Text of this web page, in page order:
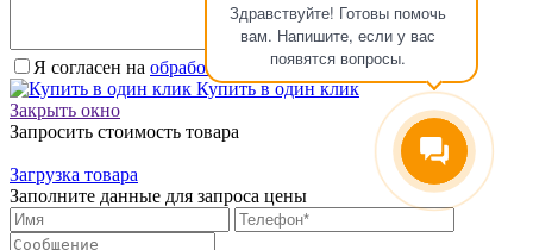
Здравствуйте! Готовы помочь
вам. Напишите, если у вас
появятся вопросы.
Я согласен на обработку персональных данных.
Купить в один клик
Закрыть окно
Запросить стоимость товара
Загрузка товара
Заполните данные для запроса цены